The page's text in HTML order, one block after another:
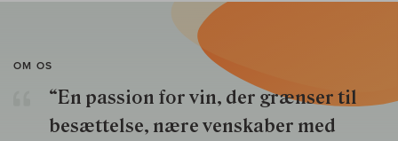
OM OS
“En passion for vin, der grænser til
besættelse, nære venskaber med